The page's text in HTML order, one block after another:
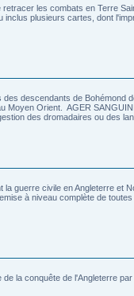
les combats en Terre
inclus plusieurs cartes, dont
descendants de Bohémond
Moyen Orient. AGER
des dromadaires ou des
guerre civile en Angleterre et
à niveau complète de toutes
la conquête de l'Angleterre